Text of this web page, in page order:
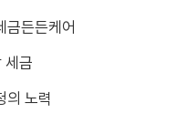
든든케어
세금
의 노력